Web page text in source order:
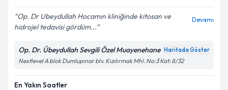
Op. Dr Ubeydullah Hocamın kliniğinde kitosan ve
hidrojel tedavisi gördüm...
Devamı
Op. Dr. Übeydullah Sevgili Özel Muayenehane Haritada Göster
Nextlevel A blok Dumlupınar blv. Kızılırmak Mhl. No:3 Kat: 8/32
En Yakın Saatler